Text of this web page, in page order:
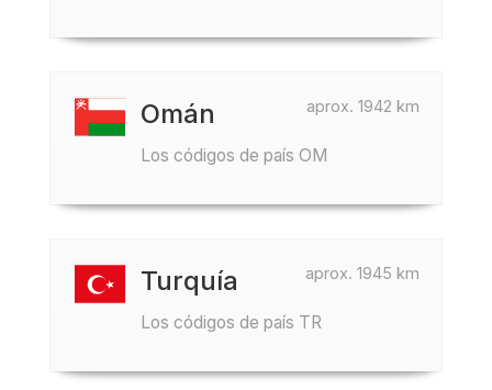
aprox. 1942 km
Omán
Los códigos de país OM
aprox. 1945 km
Turquía
Los códigos de país TR